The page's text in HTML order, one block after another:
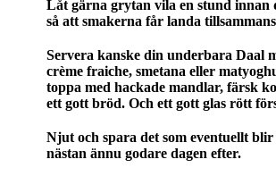
Låt gärna grytan vila en stund innan
så att smakerna får landa
Servera kanske din underbara Daal
crème fraiche, smetana eller
toppa med hackade mandlar, färsk
ett gott bröd. Och ett gott glas rött
Njut och spara det som eventuellt
nästan ännu godare dagen efter.